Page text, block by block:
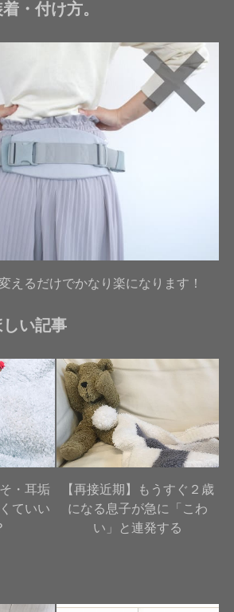
・付け方。
えるだけでかなり楽になります！
い記事
・耳垢
ていい
【再接近期】もうすぐ２歳
になる息子が急に「こわ
い」と連発する